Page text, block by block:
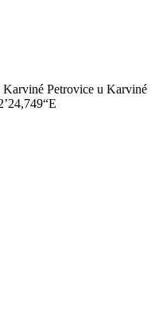
Karviné Petrovice u Karviné